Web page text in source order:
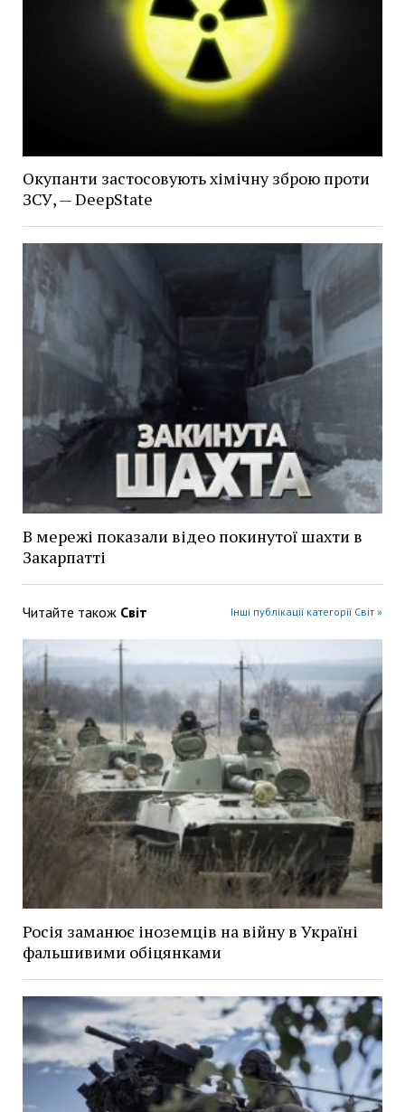
Окупанти застосовують хімічну зброю проти
ЗСУ, — DeepState
В мережі показали відео покинутої шахти в
Закарпатті
Читайте також Світ Інші публікації категорії Світ »
Росія заманює іноземців на війну в Україні
фальшивими обіцянками